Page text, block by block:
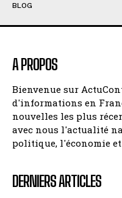
BLOG
A PROPOS
Bienvenue sur
d'informations en
nouvelles les plus
avec nous l'actualité
politique, l'économie
DERNIERS ARTICLES